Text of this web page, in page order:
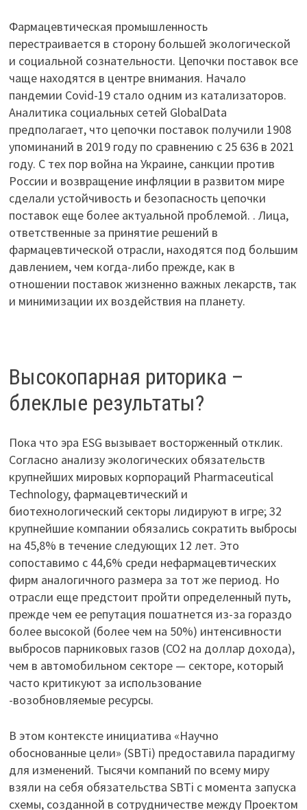
Фармацевтическая промышленность
перестраивается в сторону большей экологической
и социальной сознательности. Цепочки поставок все
чаще находятся в центре внимания. Начало
пандемии Covid-19 стало одним из катализаторов.
Аналитика социальных сетей GlobalData
предполагает, что цепочки поставок получили 1908
упоминаний в 2019 году по сравнению с 25 636 в 2021
году. С тех пор война на Украине, санкции против
России и возвращение инфляции в развитом мире
сделали устойчивость и безопасность цепочки
поставок еще более актуальной проблемой. . Лица,
ответственные за принятие решений в
фармацевтической отрасли, находятся под большим
давлением, чем когда-либо прежде, как в
отношении поставок жизненно важных лекарств, так
и минимизации их воздействия на планету.
Высокопарная риторика –
блеклые результаты?
Пока что эра ESG вызывает восторженный отклик.
Согласно анализу экологических обязательств
крупнейших мировых корпораций Pharmaceutical
Technology, фармацевтический и
биотехнологический секторы лидируют в игре; 32
крупнейшие компании обязались сократить выбросы
на 45,8% в течение следующих 12 лет. Это
сопоставимо с 44,6% среди нефармацевтических
фирм аналогичного размера за тот же период. Но
отрасли еще предстоит пройти определенный путь,
прежде чем ее репутация пошатнется из-за гораздо
более высокой (более чем на 50%) интенсивности
выбросов парниковых газов (CO2 на доллар дохода),
чем в автомобильном секторе — секторе, который
часто критикуют за использование
-возобновляемые ресурсы.
В этом контексте инициатива «Научно
обоснованные цели» (SBTi) предоставила парадигму
для изменений. Тысячи компаний по всему миру
взяли на себя обязательства SBTi с момента запуска
схемы, созданной в сотрудничестве между Проектом